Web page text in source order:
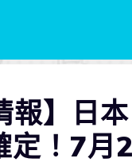
報】日
定！7月